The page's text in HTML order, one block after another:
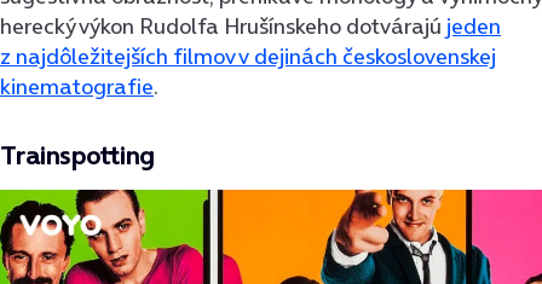
herecký výkon Rudolfa Hrušínskeho dotvárajú jeden
z najdôležitejších filmov v dejinách československej
kinematografie.
Trainspotting